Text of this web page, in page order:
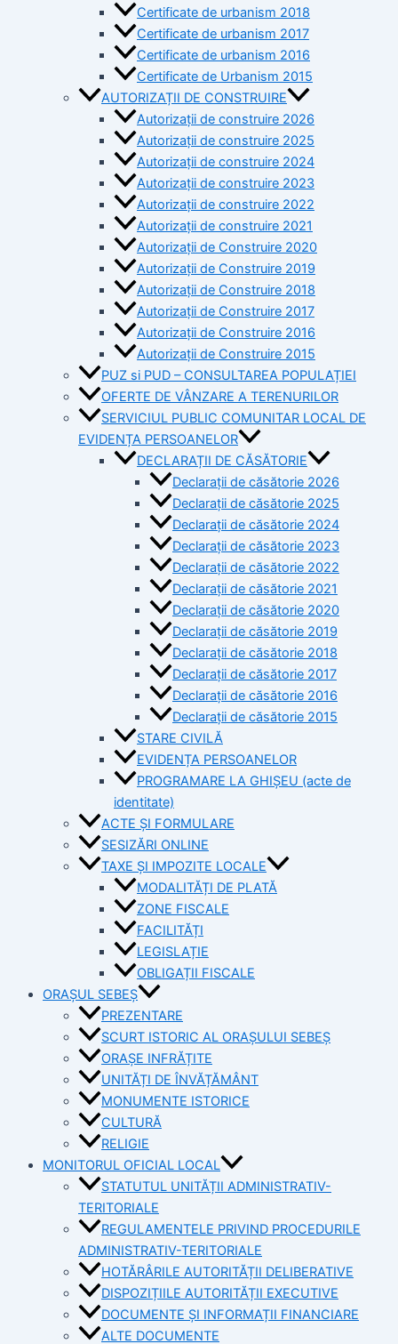
Certificate de urbanism 2018
Certificate de urbanism 2017
Certificate de urbanism 2016
Certificate de Urbanism 2015
AUTORIZAȚII DE CONSTRUIRE
Autorizații de construire 2026
Autorizații de construire 2025
Autorizații de construire 2024
Autorizații de construire 2023
Autorizații de construire 2022
Autorizații de construire 2021
Autorizații de Construire 2020
Autorizații de Construire 2019
Autorizaţii de Construire 2018
Autorizaţii de Construire 2017
Autorizaţii de Construire 2016
Autorizaţii de Construire 2015
PUZ si PUD – CONSULTAREA POPULAȚIEI
OFERTE DE VÂNZARE A TERENURILOR
SERVICIUL PUBLIC COMUNITAR LOCAL DE
EVIDENȚA PERSOANELOR
DECLARAȚII DE CĂSĂTORIE
Declarații de căsătorie 2026
Declarații de căsătorie 2025
Declarații de căsătorie 2024
Declarații de căsătorie 2023
Declarații de căsătorie 2022
Declarații de căsătorie 2021
Declarații de căsătorie 2020
Declarații de căsătorie 2019
Declarații de căsătorie 2018
Declarații de căsătorie 2017
Declarații de căsătorie 2016
Declarații de căsătorie 2015
STARE CIVILĂ
EVIDENȚA PERSOANELOR
PROGRAMARE LA GHIȘEU (acte de
identitate)
ACTE ȘI FORMULARE
SESIZĂRI ONLINE
TAXE ȘI IMPOZITE LOCALE
MODALITĂȚI DE PLATĂ
ZONE FISCALE
FACILITĂȚI
LEGISLAȚIE
OBLIGAȚII FISCALE
ORAȘUL SEBEȘ
PREZENTARE
SCURT ISTORIC AL ORAȘULUI SEBEȘ
ORAȘE INFRĂȚITE
UNITĂȚI DE ÎNVĂȚĂMÂNT
MONUMENTE ISTORICE
CULTURĂ
RELIGIE
MONITORUL OFICIAL LOCAL
STATUTUL UNITĂȚII ADMINISTRATIV-
TERITORIALE
REGULAMENTELE PRIVIND PROCEDURILE
ADMINISTRATIV-TERITORIALE
HOTĂRÂRILE AUTORITĂȚII DELIBERATIVE
DISPOZIȚIILE AUTORITĂȚII EXECUTIVE
DOCUMENTE ȘI INFORMAȚII FINANCIARE
ALTE DOCUMENTE